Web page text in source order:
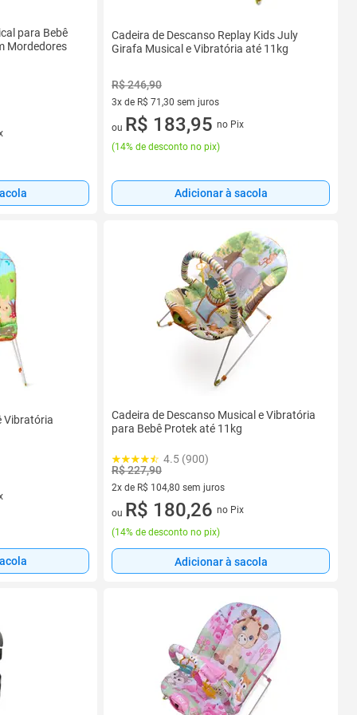
para Bebê
Mordedores
Cadeira de Descanso Replay Kids July
Girafa Musical e Vibratória até 11kg
R$ 246,90
3x de R$ 71,30 sem juros
3 vez de R$ 71,30 sem juros
ou R$ 183,95 no Pix
(14% de desconto no pix)
Adicionar à sacola
Vibratória
Cadeira de Descanso Musical e Vibratória
para Bebê Protek até 11kg
4.5 (900)
R$ 227,90
2x de R$ 104,80 sem juros
2 vez de R$ 104,80 sem juros
ou R$ 180,26 no Pix
(14% de desconto no pix)
Adicionar à sacola